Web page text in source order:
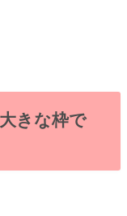
きな枠で